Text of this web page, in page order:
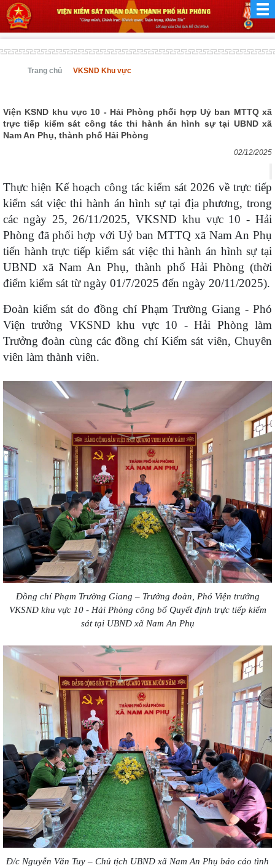
Trang chủ VKSND Khu vực
Viện KSND khu vực 10 - Hải Phòng phối hợp Uỷ ban MTTQ xã
trực tiếp kiểm sát công tác thi hành án hình sự tại UBND xã
Nam An Phụ, thành phố Hải Phòng
02/12/2025
Thực hiện Kế hoạch công tác kiểm sát 2026 về trực tiếp
kiểm sát việc thi hành án hình sự tại địa phương, trong
các ngày 25, 26/11/2025, VKSND khu vực 10 - Hải
Phòng đã phối hợp với Uỷ ban MTTQ xã Nam An Phụ
tiến hành trực tiếp kiểm sát việc thi hành án hình sự tại
UBND xã Nam An Phụ, thành phố Hải Phòng (thời
điểm kiểm sát từ ngày 01/7/2025 đến ngày 20/11/2025).
Đoàn kiểm sát do đồng chí Phạm Trường Giang - Phó
Viện trưởng VKSND khu vực 10 - Hải Phòng làm
Trưởng đoàn cùng các đồng chí Kiểm sát viên, Chuyên
viên làm thành viên.
Đồng chí Phạm Trường Giang – Trưởng đoàn, Phó Viện trưởng
VKSND khu vực 10 - Hải Phòng công bố Quyết định trực tiếp kiểm
sát tại UBND xã Nam An Phụ
Đ/c Nguyễn Văn Tuy – Chủ tịch UBND xã Nam An Phụ báo cáo tình